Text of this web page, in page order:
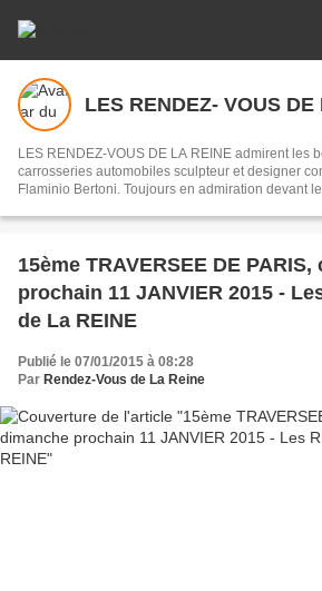
LES RENDEZ- VOUS DE
LES RENDEZ-VOUS DE LA REINE admirent les
carrosseries automobiles sculpteur et designer
Flaminio Bertoni. Toujours en admiration devant
souvenirs des courses du Mans ou de la Can -
15ème TRAVERSEE DE PARIS,
prochain 11 JANVIER 2015 -
de La REINE
Publié le 07/01/2015 à 08:28
Par Rendez-Vous de La Reine